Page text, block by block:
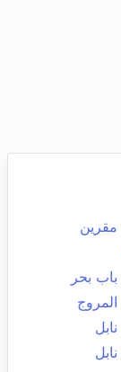
مقرين
باب بحر
المروج
نابل
نابل